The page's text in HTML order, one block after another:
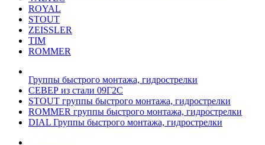
ROYAL
STOUT
ZEISSLER
TIM
ROMMER
Группы быстрого монтажа, гидрострелки
СЕВЕР из стали 09Г2С
STOUT группы быстрого монтажа, гидрострелки
ROMMER группы быстрого монтажа, гидрострелки
DIAL Группы быстрого монтажа, гидрострелки